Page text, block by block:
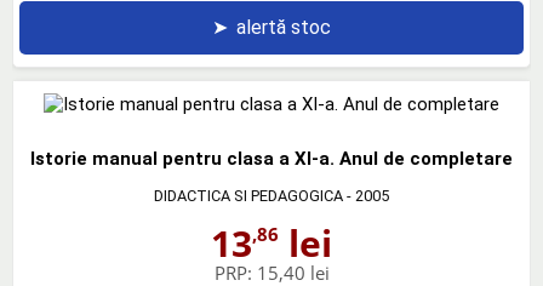
➤ alertă stoc
Istorie manual pentru clasa a XI-a. Anul de completare
DIDACTICA SI PEDAGOGICA - 2005
13,86 lei
PRP: 15,40 lei